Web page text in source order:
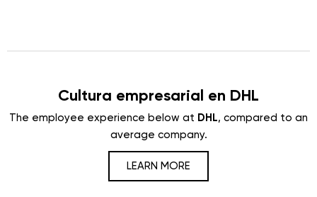
Cultura empresarial en DHL
The employee experience below at DHL, compared to an
average company.
LEARN MORE